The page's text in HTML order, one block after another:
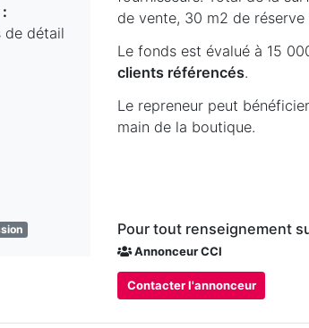
de détail
de vente, 30 m2 de
Le fonds est évalué à 15
clients référencés.
Le repreneur peut
main de la boutique.
Pour tout renseignement
Annonceur CCI
Contacter l'annonceur